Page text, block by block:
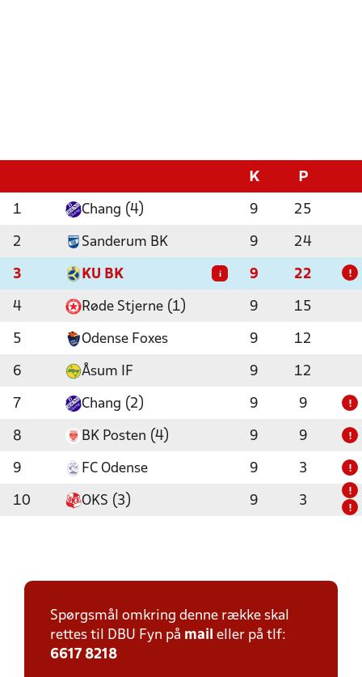
K P
1 Chang (4) 9 25
2 Sanderum BK 9 24
3 KU BK i 9 22 !
4 Røde Stjerne (1) 9 15
5 Odense Foxes 9 12
6 Åsum IF 9 12
7 Chang (2) 9 9 !
8 BK Posten (4) 9 9 !
9 FC Odense 9 3 !
10 OKS (3) 9 3
!
!
Spørgsmål omkring denne række skal
rettes til DBU Fyn på mail eller på tlf:
6617 8218